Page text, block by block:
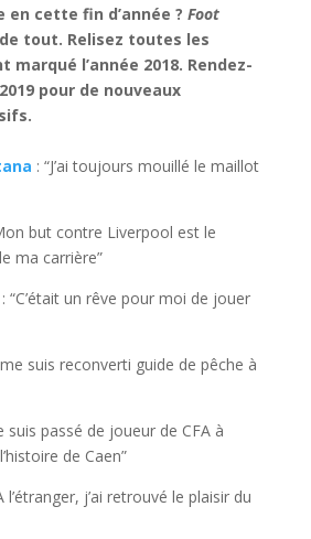
en cette fin d’année ? Foot
tout. Relisez toutes les
marqué l’année 2018. Rendez-
pour de nouveaux
: “J’ai toujours mouillé le maillot
but contre Liverpool est le
ma carrière”
“C’était un rêve pour moi de jouer
me suis reconverti guide de pêche à
suis passé de joueur de CFA à
de Caen”
l’étranger, j’ai retrouvé le plaisir du